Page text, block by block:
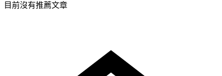
目前沒有推薦文章